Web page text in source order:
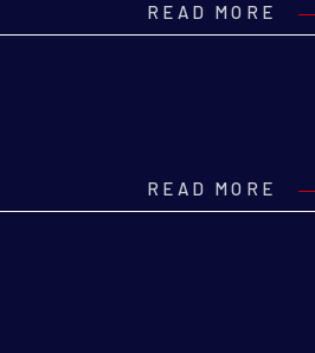
READ MORE
READ MORE